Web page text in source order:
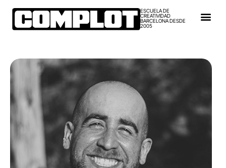
ESCUELA DE
CREATIVIDAD
BARCELONA DESDE
2005